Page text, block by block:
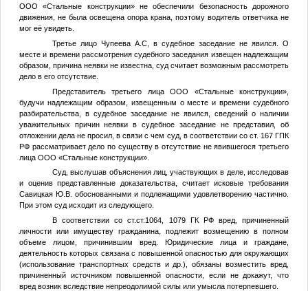
ООО «Стальные конструкции» не обеспечили безопасность дорожного
движения, не была освещена опора крана, поэтому водитель ответчика не
мог её увидеть.
Третье лицо Чупеева А.С , в судебное заседание не явился. О
месте и времени рассмотрения судебного заседания извещен надлежащим
образом, причина неявки не известна, суд считает возможным рассмотреть
дело в его отсутствие.
Представитель третьего лица ООО «Стальные конструкции»,
будучи надлежащим образом, извещенным о месте и времени судебного
разбирательства, в судебное заседание не явился, сведений о наличии
уважительных причин неявки в судебное заседание не представил, об
отложении дела не просил, в связи с чем суд, в соответствии со ст. 167 ГПК
РФ рассматривает дело по существу в отсутствие не явившегося третьего
лица ООО «Стальные конструкции».
Суд, выслушав объяснения лиц, участвующих в деле, исследовав
и оценив представленные доказательства, считает исковые требования
Савицкая Ю.В. обоснованными и подлежащими удовлетворению частично.
При этом суд исходит из следующего.
В соответствии со ст.ст.1064, 1079 ГК РФ вред, причиненный
личности или имуществу гражданина, подлежит возмещению в полном
объеме лицом, причинившим вред. Юридические лица и граждане,
деятельность которых связана с повышенной опасностью для окружающих
(использование транспортных средств и др.), обязаны возместить вред,
причиненный источником повышенной опасности, если не докажут, что
вред возник вследствие непреодолимой силы или умысла потерпевшего.